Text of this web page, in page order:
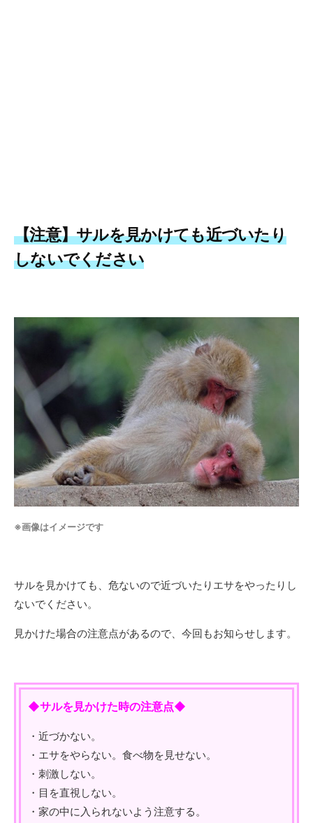
【注意】サルを見かけても近づいたり
しないでください
※画像はイメージです
サルを見かけても、危ないので近づいたりエサをやったりし
ないでください。
見かけた場合の注意点があるので、今回もお知らせします。
◆サルを見かけた時の注意点◆
・近づかない。
・エサをやらない。食べ物を見せない。
・刺激しない。
・目を直視しない。
・家の中に入られないよう注意する。